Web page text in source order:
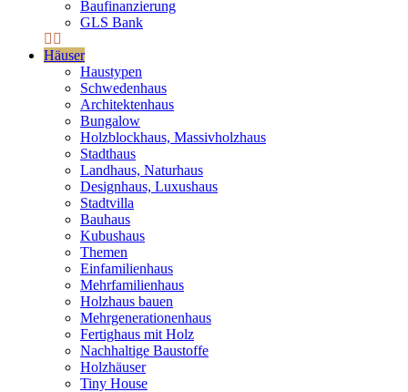
Baufinanzierung
GLS Bank
Häuser
Haustypen
Schwedenhaus
Architektenhaus
Bungalow
Holzblockhaus, Massivholzhaus
Stadthaus
Landhaus, Naturhaus
Designhaus, Luxushaus
Stadtvilla
Bauhaus
Kubushaus
Themen
Einfamilienhaus
Mehrfamilienhaus
Holzhaus bauen
Mehrgenerationenhaus
Fertighaus mit Holz
Nachhaltige Baustoffe
Holzhäuser
Tiny House